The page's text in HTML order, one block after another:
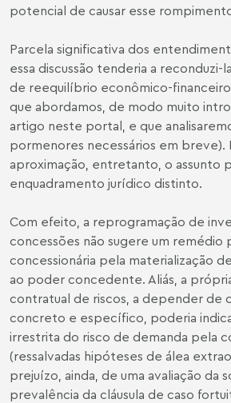
potencial de causar esse
Parcela significativa dos
essa discussão tenderia a reconduzi-
de reequilíbrio econômico-
que abordamos, de modo muito
artigo neste portal, e que
pormenores necessários em breve).
aproximação, entretanto, o assunto
enquadramento jurídico distinto.
Com efeito, a reprogramação de
concessões não sugere um remédio
concessionária pela materialização
ao poder concedente. Aliás, a
contratual de riscos, a depender de
concreto e específico, poderia
irrestrita do risco de demanda pela
(ressalvadas hipóteses de álea
prejuízo, ainda, de uma avaliação da
prevalência da cláusula de caso